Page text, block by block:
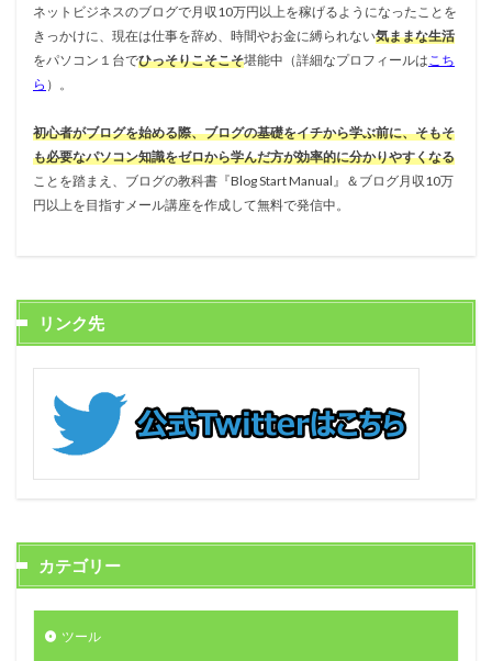
ネットビジネスのブログで月収10万円以上を稼げるようになったことを
きっかけに、現在は仕事を辞め、時間やお金に縛られない気ままな生活
をパソコン１台でひっそりこそこそ堪能中（詳細なプロフィールは こち
ら ）。
初心者がブログを始める際、ブログの基礎をイチから学ぶ前に、そもそ
も必要なパソコン知識をゼロから学んだ方が効率的に分かりやすくなる
ことを踏まえ、ブログの教科書『Blog Start Manual』＆ブログ月収10万
円以上を目指すメール講座を作成して無料で発信中。
リンク先
カテゴリー
ツール